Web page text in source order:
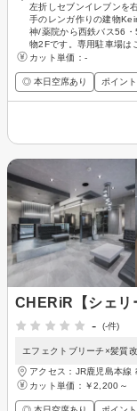
左折しセブンイレブンを
手のレンガ作りの建物
神/薬院から西鉄バス56
物2Fです。専用駐車場は
カット単価： -
◎ 本日空席あり ポイン
CHERiR【シェリ
-
(-件)
エフェクトブリーチ×髪質
アクセス：JR鹿児島本線
カット単価： ￥2,200～